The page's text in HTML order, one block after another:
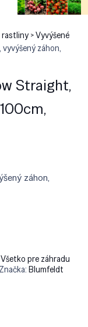
> Vyvýšené
záhon,
Straight,
záhon,
Všetko pre záhradu
Značka:Blumfeldt